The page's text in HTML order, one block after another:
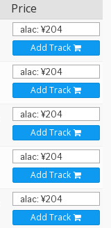
Price
Add Track
Add Track
Add Track
Add Track
Add Track